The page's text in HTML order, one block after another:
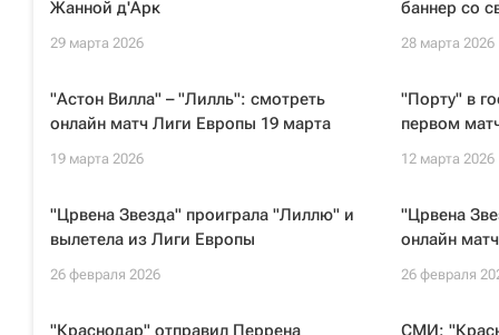
Жанной д'Арк
29 марта 2026
баннер со
28 марта 2026
"Астон Вилла" – "Лилль": смотреть
онлайн матч Лиги Европы 19 марта
19 марта 2026
"Порту" в
первом
12 марта 2026
"Црвена Звезда" проиграла "Лиллю" и
вылетела из Лиги Европы
26 февраля 2026
"Црвена
онлайн
26 февраля
"Краснодар" отправил Перрена СМИ: